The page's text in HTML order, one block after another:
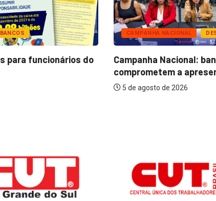
BANCOS
para funcionários do
CAMPANHA NACIONAL
Campanha Nacional:
comprometem a
5 de agosto de 2026